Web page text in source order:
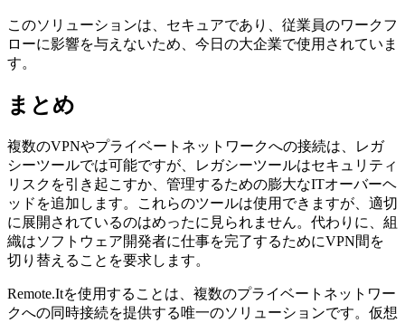
このソリューションは、セキュアであり、従業員のワークフ
ローに影響を与えないため、今日の大企業で使用されていま
す。
まとめ
複数のVPNやプライベートネットワークへの接続は、レガ
シーツールでは可能ですが、レガシーツールはセキュリティ
リスクを引き起こすか、管理するための膨大なITオーバーヘ
ッドを追加します。これらのツールは使用できますが、適切
に展開されているのはめったに見られません。代わりに、組
織はソフトウェア開発者に仕事を完了するためにVPN間を
切り替えることを要求します。
Remote.Itを使用することは、複数のプライベートネットワー
クへの同時接続を提供する唯一のソリューションです。仮想